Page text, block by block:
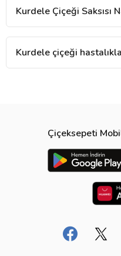
Kurdele Çiçeği Saksısı
Kurdele çiçeği
Çiçeksepeti